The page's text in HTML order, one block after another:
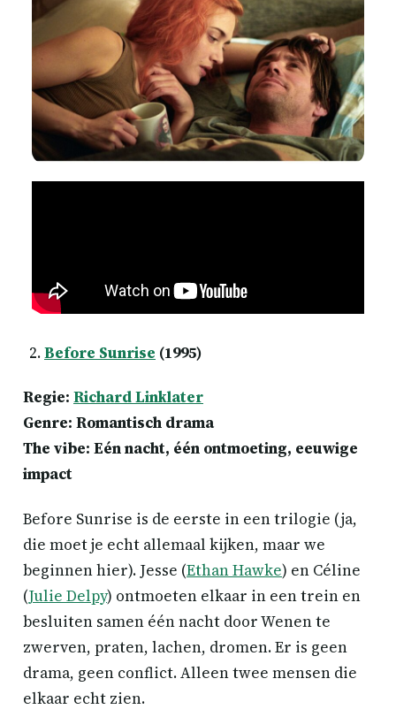
Before Sunrise (1995)
Regie: Richard Linklater
Genre: Romantisch drama
The vibe: Eén nacht, één ontmoeting, eeuwige
impact
Before Sunrise is de eerste in een trilogie (ja,
die moet je echt allemaal kijken, maar we
beginnen hier). Jesse (Ethan Hawke) en Céline
(Julie Delpy) ontmoeten elkaar in een trein en
besluiten samen één nacht door Wenen te
zwerven, praten, lachen, dromen. Er is geen
drama, geen conflict. Alleen twee mensen die
elkaar echt zien.